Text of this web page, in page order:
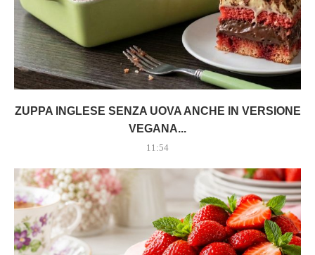
ZUPPA INGLESE SENZA UOVA ANCHE IN VERSIONE
VEGANA...
11:54